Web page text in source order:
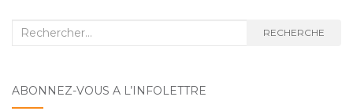
Recherche
RECHERCHE
ABONNEZ-VOUS A L’INFOLETTRE